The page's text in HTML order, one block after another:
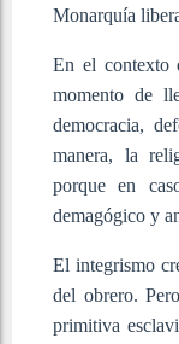
Monarquía
En el contexto
momento de
democracia,
manera, la
porque en
demagógico y
El integrismo
del obrero.
primitiva